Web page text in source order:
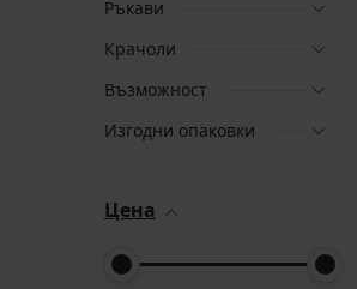
Ръкави
Крачоли
Възможност
Изгодни опаковки
Цена